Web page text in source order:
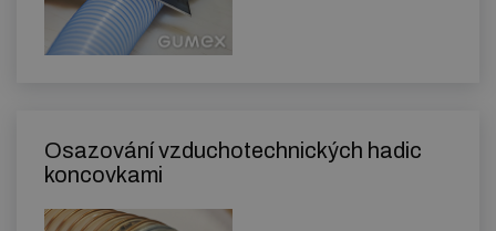
Osazování vzduchotechnických hadic
koncovkami